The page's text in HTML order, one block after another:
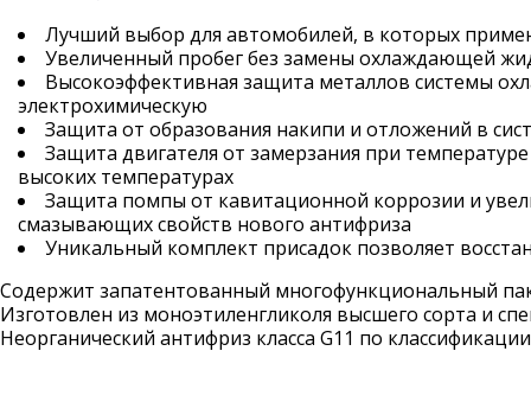
Лучший выбор для автомобилей, в которых
Увеличенный пробег без замены охлаждающей
Высокоэффективная защита металлов системы
электрохимическую
Защита от образования накипи и отложений в
Защита двигателя от замерзания при
высоких температурах
Защита помпы от кавитационной коррозии и
смазывающих свойств нового антифриза
Уникальный комплект присадок позволяет
Содержит запатентованный многофункциональный
Изготовлен из моноэтиленгликоля высшего сорта и
Неорганический антифриз класса G11 по